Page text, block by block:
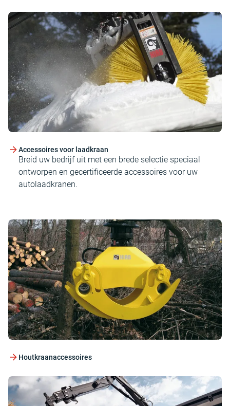
Accessoires voor laadkraan
Breid uw bedrijf uit met een brede selectie speciaal
ontworpen en gecertificeerde accessoires voor uw
autolaadkranen.
Houtkraanaccessoires